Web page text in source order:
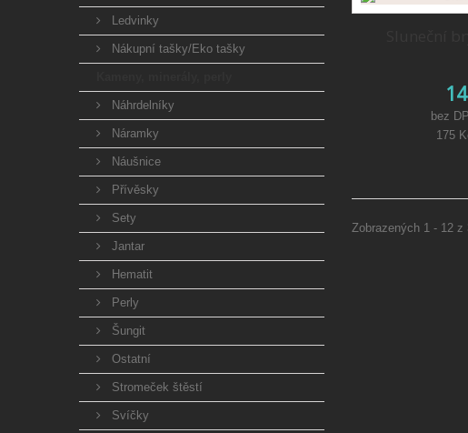
Ledvinky
Nákupní tašky/Eko tašky
Náhrdelníky
Náramky
Náušnice
Přívěsky
Sety
Jantar
Hematit
Perly
Šungit
Ostatní
Stromeček štěstí
Svíčky
bez
175
Zobrazených 1 - 12 z